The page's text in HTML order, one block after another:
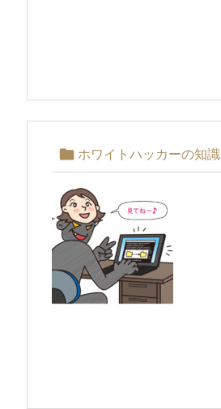
 ホワイトハッカーの知識